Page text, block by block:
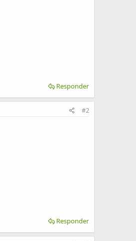
Responder
#2
Responder